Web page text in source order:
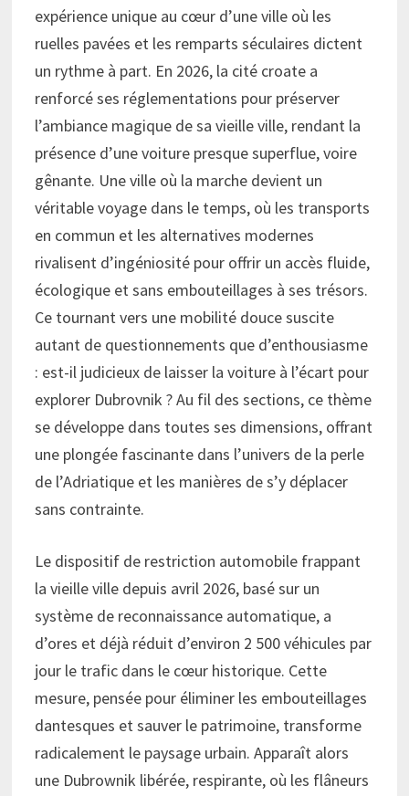
expérience unique au cœur d’une ville où les
ruelles pavées et les remparts séculaires dictent
un rythme à part. En 2026, la cité croate a
renforcé ses réglementations pour préserver
l’ambiance magique de sa vieille ville, rendant la
présence d’une voiture presque superflue, voire
gênante. Une ville où la marche devient un
véritable voyage dans le temps, où les transports
en commun et les alternatives modernes
rivalisent d’ingéniosité pour offrir un accès fluide,
écologique et sans embouteillages à ses trésors.
Ce tournant vers une mobilité douce suscite
autant de questionnements que d’enthousiasme
: est-il judicieux de laisser la voiture à l’écart pour
explorer Dubrovnik ? Au fil des sections, ce thème
se développe dans toutes ses dimensions, offrant
une plongée fascinante dans l’univers de la perle
de l’Adriatique et les manières de s’y déplacer
sans contrainte.
Le dispositif de restriction automobile frappant
la vieille ville depuis avril 2026, basé sur un
système de reconnaissance automatique, a
d’ores et déjà réduit d’environ 2 500 véhicules par
jour le trafic dans le cœur historique. Cette
mesure, pensée pour éliminer les embouteillages
dantesques et sauver le patrimoine, transforme
radicalement le paysage urbain. Apparaît alors
une Dubrownik libérée, respirante, où les flâneurs